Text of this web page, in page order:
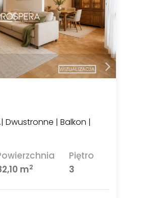
Dwustronne | Balkon |
m2
Piętro
3